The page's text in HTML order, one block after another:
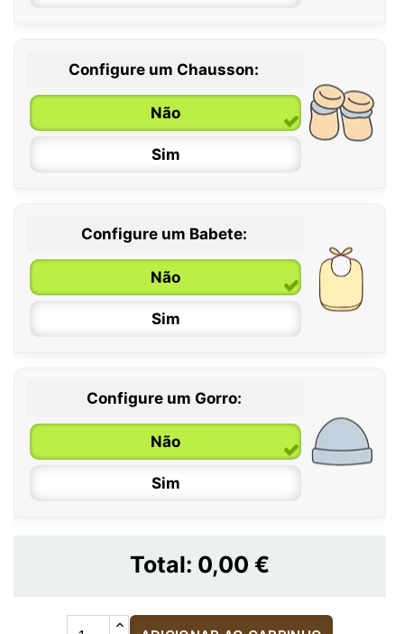
0 / 6 meses
6 / 12 meses
12 / 18 meses
Configure um Chausson:
Não
Sim
Configure um Babete:
Não
Sim
Configure um Gorro:
Não
Sim
Total: 0,00 €